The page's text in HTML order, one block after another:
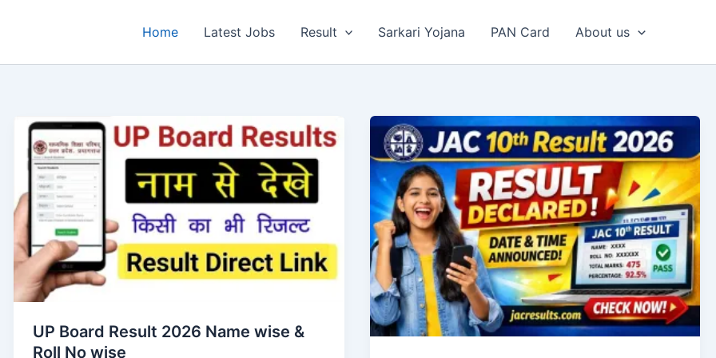
Home Latest Jobs Result Sarkari Yojana PAN Card About us
UP Board Result 2026 Name wise &
Roll No wise